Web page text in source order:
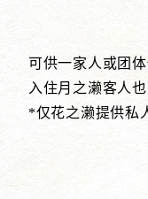
可供一家人或团
入住月之濑客人也
*仅花之濑提供私